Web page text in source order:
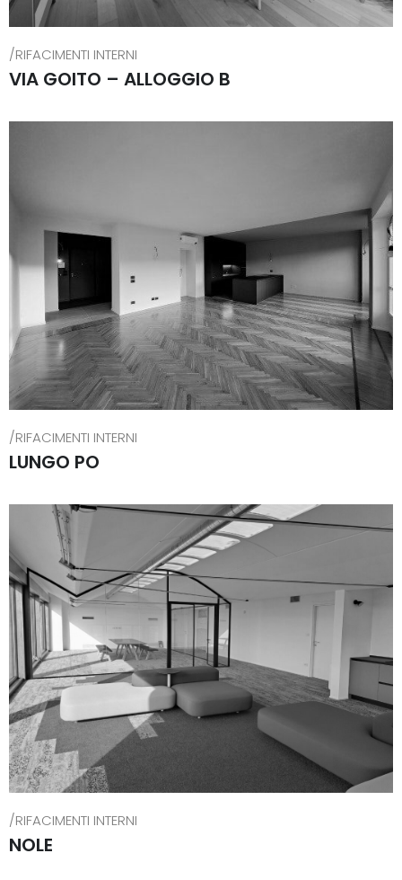
/RIFACIMENTI INTERNI
VIA GOITO – ALLOGGIO B
/RIFACIMENTI INTERNI
LUNGO PO
/RIFACIMENTI INTERNI
NOLE